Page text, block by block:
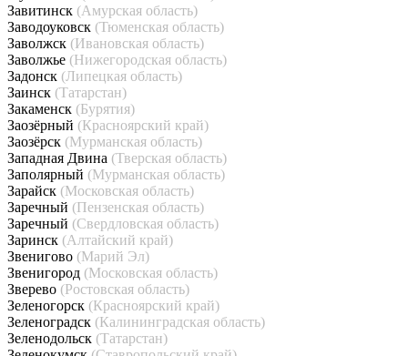
Завитинск (Амурская область)
Заводоуковск (Тюменская область)
Заволжск (Ивановская область)
Заволжье (Нижегородская область)
Задонск (Липецкая область)
Заинск (Татарстан)
Закаменск (Бурятия)
Заозёрный (Красноярский край)
Заозёрск (Мурманская область)
Западная Двина (Тверская область)
Заполярный (Мурманская область)
Зарайск (Московская область)
Заречный (Пензенская область)
Заречный (Свердловская область)
Заринск (Алтайский край)
Звенигово (Марий Эл)
Звенигород (Московская область)
Зверево (Ростовская область)
Зеленогорск (Красноярский край)
Зеленоградск (Калининградская область)
Зеленодольск (Татарстан)